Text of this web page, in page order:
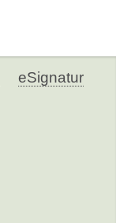
eSignatur